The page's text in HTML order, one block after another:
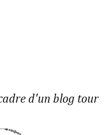
d'un blog tour